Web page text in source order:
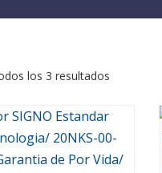
los 3 resultados